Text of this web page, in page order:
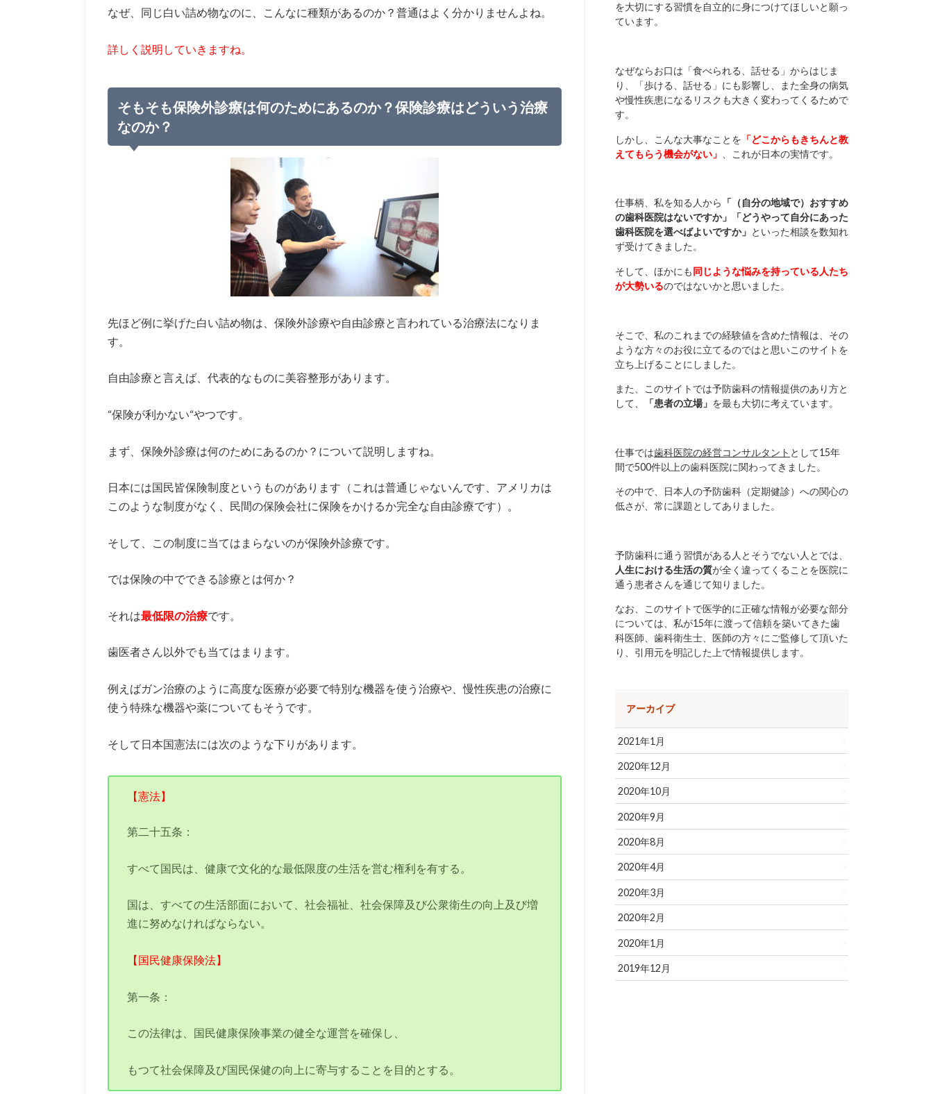
なぜ、同じ白い詰め物なのに、こんなに種類があるのか？普通はよく分かりませんよね。
詳しく説明していきますね。
そもそも保険外診療は何のためにあるのか？保険診療はどういう治療
なのか？
先ほど例に挙げた白い詰め物は、保険外診療や自由診療と言われている治療法になりま
す。
自由診療と言えば、代表的なものに美容整形があります。
“保険が利かない“やつです。
まず、保険外診療は何のためにあるのか？について説明しますね。
日本には国民皆保険制度というものがあります（これは普通じゃないんです、アメリカは
このような制度がなく、民間の保険会社に保険をかけるか完全な自由診療です）。
そして、この制度に当てはまらないのが保険外診療です。
では保険の中でできる診療とは何か？
それは最低限の治療です。
歯医者さん以外でも当てはまります。
例えばガン治療のように高度な医療が必要で特別な機器を使う治療や、慢性疾患の治療に
使う特殊な機器や薬についてもそうです。
そして日本国憲法には次のような下りがあります。
【憲法】
第二十五条：
すべて国民は、健康で文化的な最低限度の生活を営む権利を有する。
国は、すべての生活部面において、社会福祉、社会保障及び公衆衛生の向上及び増
進に努めなければならない。
【国民健康保険法】
第一条：
この法律は、国民健康保険事業の健全な運営を確保し、
もつて社会保障及び国民保健の向上に寄与することを目的とする。
を大切にする習慣を自立的に身につけてほしいと願っ
ています。
なぜならお口は「食べられる、話せる」からはじま
り、「歩ける、話せる」にも影響し、また全身の病気
や慢性疾患になるリスクも大きく変わってくるためで
す。
しかし、こんな大事なことを 「どこからもきちんと教
えてもらう機会がない」
、これが日本の実情です。
仕事柄、私を知る人から 「（自分の地域で）おすすめ
の歯科医院はないですか」「どうやって自分にあった
歯科医院を選べばよいですか」 といった相談を数知れ
ず受けてきました。
そして、ほかにも同じような悩みを持っている人たち
が大勢いるのではないかと思いました。
そこで、私のこれまでの経験値を含めた情報は、その
ような方々のお役に立てるのではと思いこのサイトを
立ち上げることにしました。
また、このサイトでは予防歯科の情報提供のあり方と
して、
「患者の立場」 を最も大切に考えています。
仕事では歯科医院の経営コンサルタント として15年
間で500件以上の歯科医院に関わってきました。
その中で、日本人の予防歯科（定期健診）への関心の
低さが、常に課題としてありました。
予防歯科に通う習慣がある人とそうでない人とでは、
人生における生活の質が全く違ってくることを医院に
通う患者さんを通じて知りました。
なお、このサイトで医学的に正確な情報が必要な部分
については、私が15年に渡って信頼を築いてきた歯
科医師、歯科衛生士、医師の方々にご監修して頂いた
り、引用元を明記した上で情報提供します。
アーカイブ
2021年1月
2020年12月
2020年10月
2020年9月
2020年8月
2020年4月
2020年3月
2020年2月
2020年1月
2019年12月